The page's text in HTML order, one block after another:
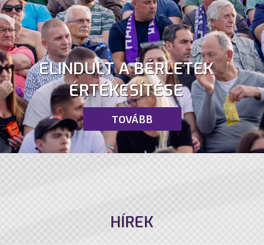
ELINDULT A BÉRLETEK
ÉRTÉKESÍTÉSE
TOVÁBB
HÍREK